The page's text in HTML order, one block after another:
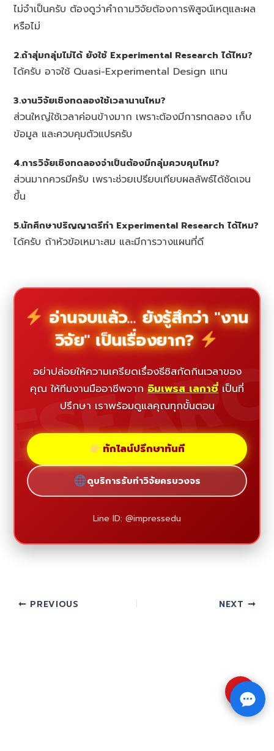
ไม่จำเป็นครับ ต้องดูว่าคำถามวิจัยต้องการพิสูจน์เหตุและผล
หรือไม่
2.ถ้าสุ่มกลุ่มไม่ได้ ยังใช้ Experimental Research ได้ไหม?
ได้ครับ อาจใช้ Quasi-Experimental Design แทน
3.งานวิจัยเชิงทดลองใช้เวลานานไหม?
ส่วนใหญ่ใช้เวลาค่อนข้างมาก เพราะต้องมีการทดลอง เก็บ
ข้อมูล และควบคุมตัวแปรครับ
4.การวิจัยเชิงทดลองจำเป็นต้องมีกลุ่มควบคุมไหม?
ส่วนมากควรมีครับ เพราะช่วยเปรียบเทียบผลลัพธ์ได้ชัดเจน
ขึ้น
5.นักศึกษาปริญญาตรีทำ Experimental Research ได้ไหม?
ได้ครับ ถ้าหัวข้อเหมาะสม และมีการวางแผนที่ดี
อ่านจบแล้ว... ยังรู้สึกว่า "งาน
วิจัย" เป็นเรื่องยาก?
อย่าปล่อยให้ความเครียดเรื่องธีซิสกัดกินเวลาของ
คุณ ให้ทีมงานมืออาชีพจาก อิมเพรส เลกาซี่ เป็นที่
ปรึกษา เราพร้อมดูแลคุณทุกขั้นตอน
ทักไลน์ปรึกษาทันที
ดูบริการรับทำวิจัยครบวงจร
Line ID: @impressedu
PREVIOUS NEXT
⇧